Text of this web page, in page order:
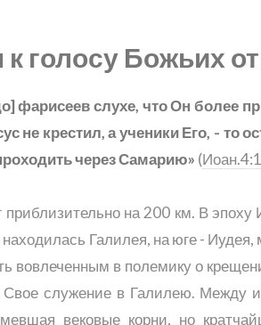
голосу Божьих
фарисеев слухе, что Он более
не крестил, а ученики Его, - то
через Самарию» (
на 200 км. В эпоху
Галилея, на юге -
вовлеченным в полемику о
Свое служение в Галилею. Между
вековые корни, но